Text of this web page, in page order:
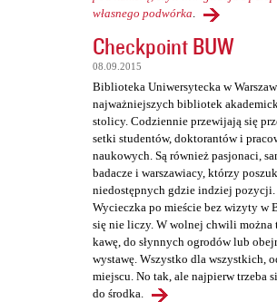
własnego podwórka.
Checkpoint BUW
08.09.2015
Biblioteka Uniwersytecka w
najważniejszych bibliotek
stolicy. Codziennie przewijają się
setki studentów, doktorantów i
naukowych. Są również pasjonaci,
badacze i warszawiacy, którzy
niedostępnych gdzie indziej pozycji.
Wycieczka po mieście bez wizyty w
się nie liczy. W wolnej chwili można
kawę, do słynnych ogrodów lub
wystawę. Wszystko dla wszystkich,
miejscu. No tak, ale najpierw trzeba
do środka.